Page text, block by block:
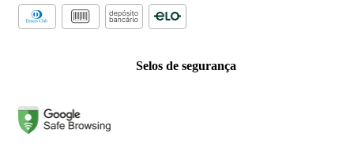
Selos de segurança